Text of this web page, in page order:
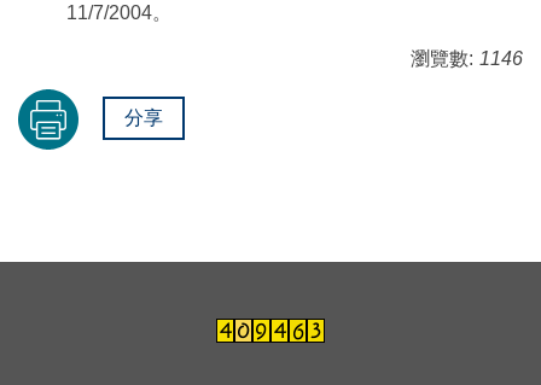
11/7/2004。
瀏覽數: 1146
分享